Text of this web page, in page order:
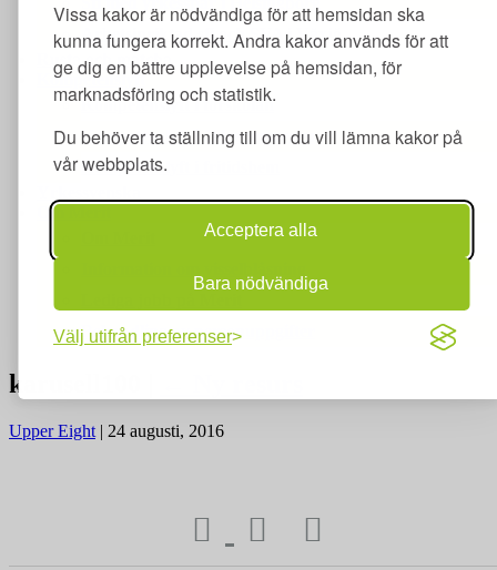
Vissa kakor är nödvändiga för att hemsidan ska
kunna fungera korrekt. Andra kakor används för att
ge dig en bättre upplevelse på hemsidan, för
marknadsföring och statistik.
Du behöver ta ställning till om du vill lämna kakor på
vår webbplats.
Acceptera alla
Bara nödvändiga
Välj utifrån preferenser
Arbetsinriktad sfi och SVA i Växjö
Rusta och matcha
Kompetenslyft
Kompetenslyft i förskolan
Kompetenslyft i äldreomsorgen
Kompetenslyft i fritidshem
Om Merit
Behandling av personuppgifter
karusell100 |
Upper Eight | 24 augusti, 2016